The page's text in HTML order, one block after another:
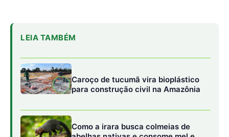
Embora tenha como prioridade as nove unidades
federativas da Amazônia Legal, a programação será
interessados em aprofundar seus conhecimentos em
comunicação científica.